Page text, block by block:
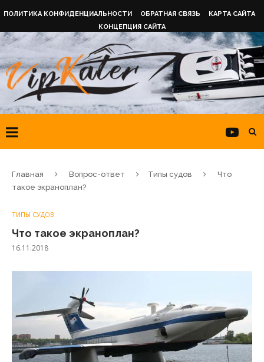
ПОЛИТИКА КОНФИДЕНЦИАЛЬНОСТИ ОБРАТНАЯ СВЯЗЬ
КАРТА САЙТА
КОНЦЕПЦИЯ САЙТА
Главная Вопрос-ответ Типы судов
Что
такое экраноплан?
ТИПЫ СУДОВ
Что такое экраноплан?
16.11.2018